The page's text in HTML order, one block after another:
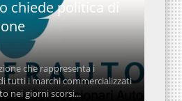
chiede politica di
che rappresenta i
tutti i marchi commercializzati
nei giorni scorsi...